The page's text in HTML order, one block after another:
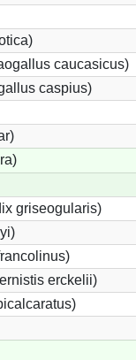
caucasicus)
caspius)
griseogularis)
erckelii)